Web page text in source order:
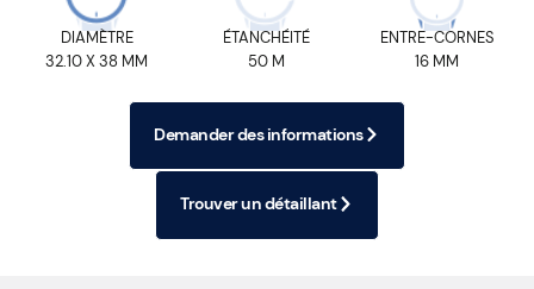
DIAMÈTRE
32.10 X 38 MM
ÉTANCHÉITÉ
50 M
ENTRE-CORNES
16 MM
Demander des informations
Trouver un détaillant